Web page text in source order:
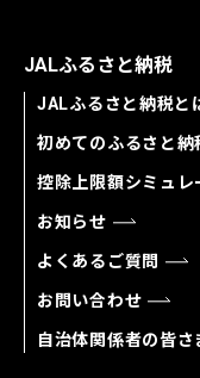
JALふるさと納税
JALふるさと納税と
初めてのふるさと納
控除上限額シミュレ
お知らせ
よくあるご質問
お問い合わせ
自治体関係者の皆さ